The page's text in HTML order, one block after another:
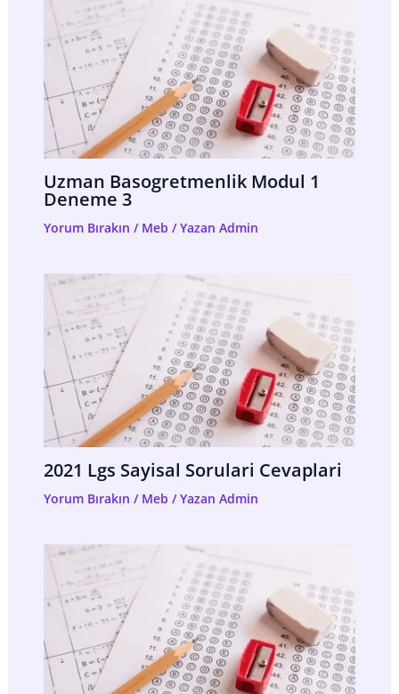
Uzman Basogretmenlik Modul 1
Deneme 3
Yorum Bırakın / Meb / Yazan Admin
2021 Lgs Sayisal Sorulari Cevaplari
Yorum Bırakın / Meb / Yazan Admin